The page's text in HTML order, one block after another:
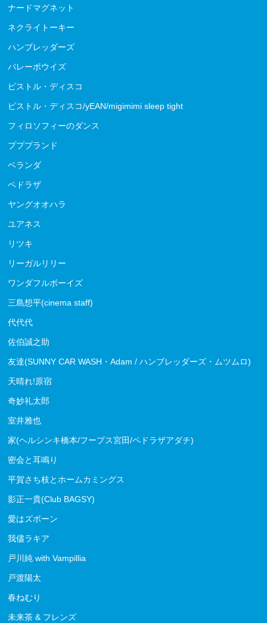
ナードマグネット
ネクライトーキー
ハンブレッダーズ
バレーボウイズ
ピストル・ディスコ
ピストル・ディスコ/yEAN/migimimi sleep tight
フィロソフィーのダンス
プププランド
ベランダ
ペドラザ
ヤングオオハラ
ユアネス
リツキ
リーガルリリー
ワンダフルボーイズ
三島想平(cinema staff)
代代代
佐伯誠之助
友達(SUNNY CAR WASH・Adam / ハンブレッダーズ・ムツムロ)
天晴れ!原宿
奇妙礼太郎
室井雅也
家(ヘルシンキ橋本/フープス宮田/ペドラザアダチ)
密会と耳鳴り
平賀さち枝とホームカミングス
影正一貴(Club BAGSY)
愛はズボーン
我儘ラキア
戸川純 with Vampillia
戸渡陽太
春ねむり
未来茶 & フレンズ